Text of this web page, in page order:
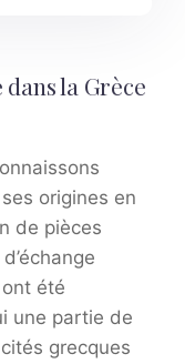
la Grèce
origines en
de pièces
été
une partie de
grecques